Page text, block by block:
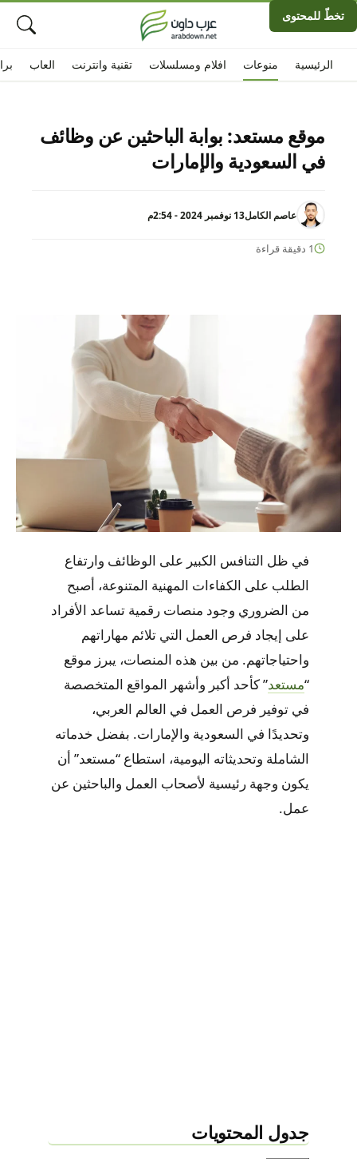
تخطّ للمحتوى
الرئيسية افلام ومسلسلات تقنية وانترنت العاب منوعات
موقع مستعد: بوابة الباحثين عن وظائف
في السعودية والإمارات
عاصم الكامل13 نوفمبر 2024 - 2:54م
1 دقيقة قراءة
في ظل التنافس الكبير على الوظائف وارتفاع
الطلب على الكفاءات المهنية المتنوعة، أصبح
من الضروري وجود منصات رقمية تساعد الأفراد
على إيجاد فرص العمل التي تلائم مهاراتهم
واحتياجاتهم. من بين هذه المنصات، يبرز موقع
“مستعد” كأحد أكبر وأشهر المواقع المتخصصة
في توفير فرص العمل في العالم العربي،
وتحديدًا في السعودية والإمارات. بفضل خدماته
الشاملة وتحديثاته اليومية، استطاع “مستعد” أن
يكون وجهة رئيسية لأصحاب العمل والباحثين عن
عمل.
جدول المحتويات